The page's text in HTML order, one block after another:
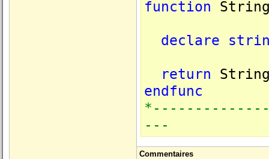
function
declare
return
endfunc
---
Commentaires